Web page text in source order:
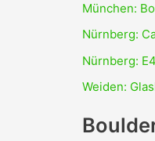
München:
Nürnberg:
Nürnberg: E4
Weiden: